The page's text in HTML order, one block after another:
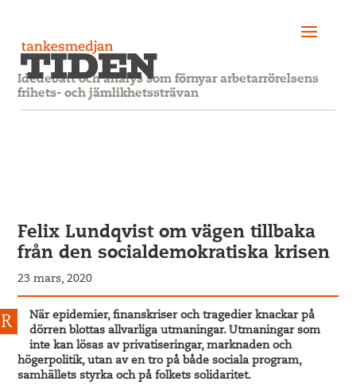
Idédebatt och analys som förnyar arbetarrörelsens
frihets- och jämlikhetssträvan
Felix Lundqvist om vägen tillbaka
från den socialdemokratiska krisen
23 mars, 2020
När epidemier, finanskriser och tragedier knackar på
dörren blottas allvarliga utmaningar. Utmaningar som
inte kan lösas av privatiseringar, marknaden och
högerpolitik, utan av en tro på både sociala program,
samhällets styrka och på folkets solidaritet.